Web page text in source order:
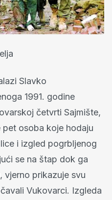
Slavko
1991. godine
četvrti Sajmište,
osoba koje hodaju
i izgled pogrbljenog
se na štap dok ga
vjerno prikazuje svu
Vukovarci. Izgleda